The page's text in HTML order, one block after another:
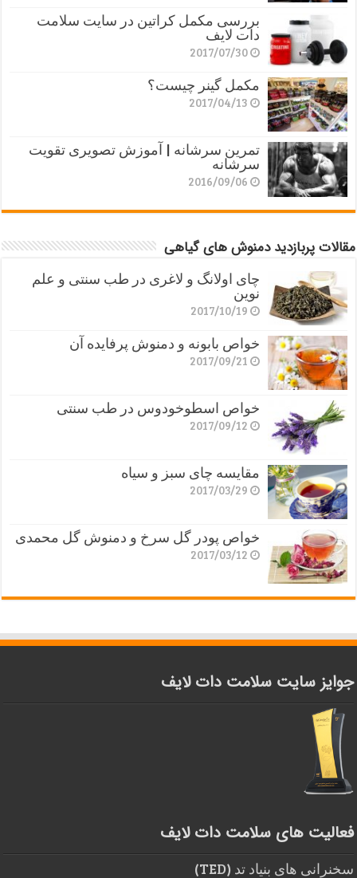
بررسی مکمل کراتین در سایت سلامت
دات لایف
2017/07/30
مکمل گینر چیست؟
2017/04/13
تمرین سرشانه | آموزش تصویری تقویت
سرشانه
2016/09/06
مقالات پربازدید دمنوش های گیاهی
چای اولانگ و لاغری در طب سنتی و علم
نوین
2017/10/19
خواص بابونه و دمنوش پرفایده آن
2017/09/21
خواص اسطوخودوس در طب سنتی
2017/09/12
مقایسه چای سبز و سیاه
2017/03/29
خواص پودر گل سرخ و دمنوش گل محمدی
2017/03/12
جوایز سایت سلامت دات لایف
فعالیت های سلامت دات لایف
سخنرانی های بنیاد تد (TED)